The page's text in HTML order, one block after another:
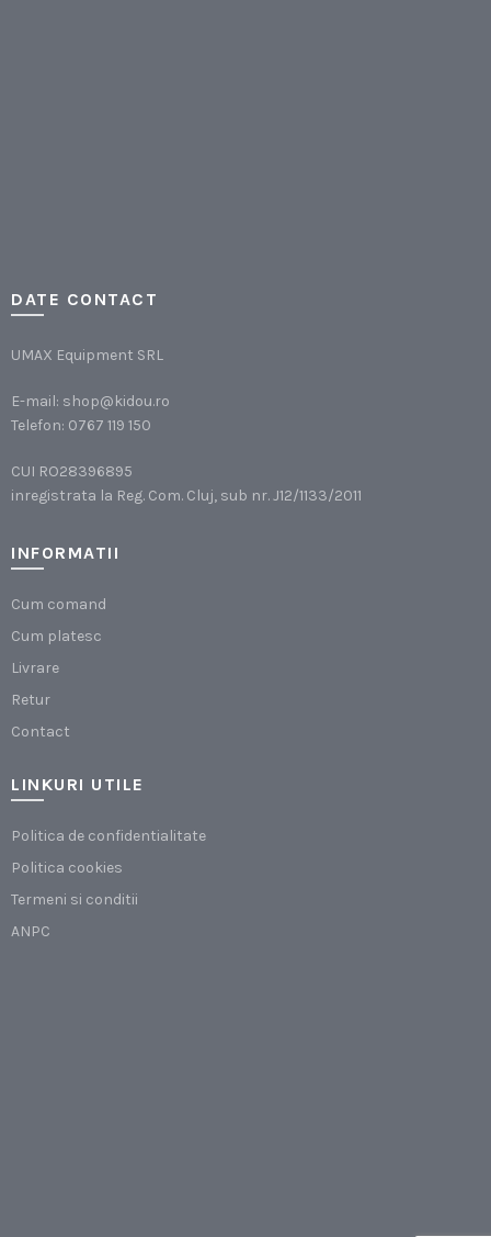
DATE CONTACT
UMAX Equipment SRL
E-mail: shop@kidou.ro
Telefon: 0767 119 150
CUI RO28396895
inregistrata la Reg. Com. Cluj, sub nr. J12/1133/2011
INFORMATII
Cum comand
Cum platesc
Livrare
Retur
Contact
LINKURI UTILE
Politica de confidentialitate
Politica cookies
Termeni si conditii
ANPC